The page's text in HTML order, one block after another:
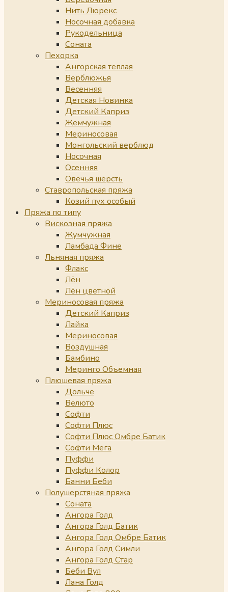
Нить Люрекс
Носочная добавка
Рукодельница
Соната
Пехорка
Ангорская теплая
Верблюжья
Весенняя
Детская Новинка
Детский Каприз
Жемчужная
Мериносовая
Монгольский верблюд
Носочная
Осенняя
Овечья шерсть
Ставропольская пряжа
Козий пух особый
Пряжа по типу
Вискозная пряжа
Жумчужная
Ламбада Фине
Льняная пряжа
Флакс
Лён
Лён цветной
Мериносовая пряжа
Детский Каприз
Лайка
Мериносовая
Воздушная
Бамбино
Меринго Объемная
Плюшевая пряжа
Дольче
Велюто
Софти
Софти Плюс
Софти Плюс Омбре Батик
Софти Мега
Пуффи
Пуффи Колор
Банни Беби
Полушерстяная пряжа
Соната
Ангора Голд
Ангора Голд Батик
Ангора Голд Омбре Батик
Ангора Голд Симли
Ангора Голд Стар
Беби Вул
Лана Голд